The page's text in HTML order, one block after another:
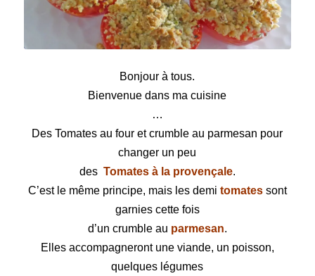
Bonjour à tous.
Bienvenue dans ma cuisine
…
Des Tomates au four et crumble au parmesan pour
changer un peu
des Tomates à la provençale.
C’est le même principe, mais les demi tomatessont
garnies cette fois
d’un crumble au parmesan.
Elles accompagneront une viande, un poisson,
quelques légumes